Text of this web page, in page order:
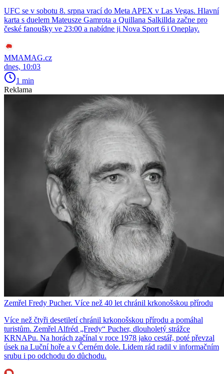
UFC se v sobotu 8. srpna vrací do Meta APEX v Las Vegas. Hlavní
karta s duelem Mateusze Gamrota a Quillana Salkillda začne pro
české fanoušky ve 23:00 a nabídne ji Nova Sport 6 i Oneplay.
MMAMAG.cz
dnes, 10:03
1 min
Reklama
Zemřel Fredy Pucher. Více než 40 let chránil krkonošskou přírodu
Více než čtyři desetiletí chránil krkonošskou přírodu a pomáhal
turistům. Zemřel Alfréd „Fredy“ Pucher, dlouholetý strážce
KRNAPu. Na horách začínal v roce 1978 jako cestář, poté převzal
úsek na Luční hoře a v Černém dole. Lidem rád radil v informačním
srubu i po odchodu do důchodu.